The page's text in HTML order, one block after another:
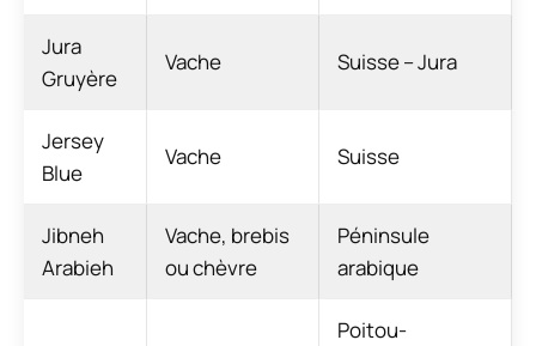
Jura
Gruyère
Vache Suisse – Jura
Jersey
Blue
Vache Suisse
Jibneh
Arabieh
Vache, brebis
ou chèvre
Péninsule
arabique
Poitou-